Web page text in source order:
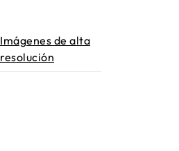
Imágenes de alta
resolución